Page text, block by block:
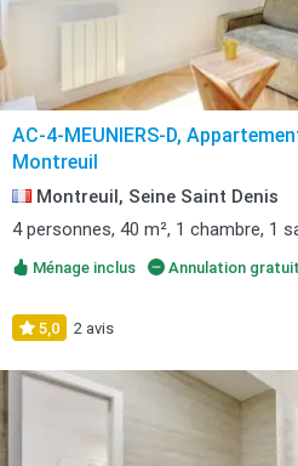
AC-4-MEUNIERS-D,
Montreuil
Montreuil, Seine Saint Denis
4 personnes, 40 m², 1 chambre, 1
Ménage inclus Annulation
5,0 2 avis